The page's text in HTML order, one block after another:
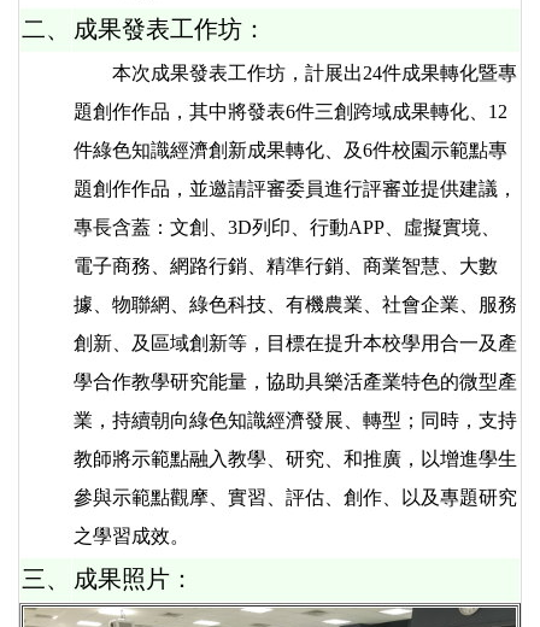
二、 成果發表工作坊：
本次成果發表工作坊，計展出24件成果轉化暨專
題創作作品，其中將發表6件三創跨域成果轉化、12
件綠色知識經濟創新成果轉化、及6件校園示範點專
題創作作品，並邀請評審委員進行評審並提供建議，
專長含蓋：文創、3D列印、行動APP、虛擬實境、
電子商務、網路行銷、精準行銷、商業智慧、大數
據、物聯網、綠色科技、有機農業、社會企業、服務
創新、及區域創新等，目標在提升本校學用合一及產
學合作教學研究能量，協助具樂活產業特色的微型產
業，持續朝向綠色知識經濟發展、轉型；同時，支持
教師將示範點融入教學、研究、和推廣，以增進學生
參與示範點觀摩、實習、評估、創作、以及專題研究
之學習成效。
三、 成果照片：